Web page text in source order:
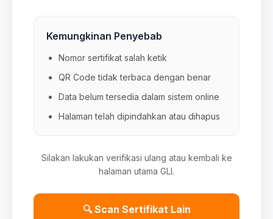
Kemungkinan Penyebab
Nomor sertifikat salah ketik
QR Code tidak terbaca dengan benar
Data belum tersedia dalam sistem online
Halaman telah dipindahkan atau dihapus
Silakan lakukan verifikasi ulang atau kembali ke
halaman utama GLI.
🔍 Scan Sertifikat Lain